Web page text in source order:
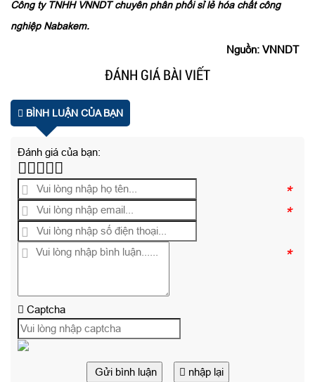
Công ty TNHH VNNDT chuyên phân phối sỉ lẻ hóa chất công
nghiệp Nabakem.
Nguồn: VNNDT
ĐÁNH GIÁ BÀI VIẾT
BÌNH LUẬN CỦA BẠN
Đánh giá của bạn:
*
*
*
Captcha
Gửi bình luận nhập lại